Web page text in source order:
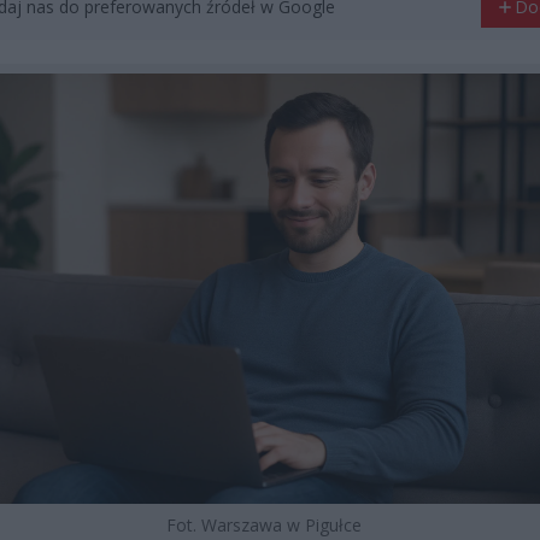
nas do preferowanych źródeł w Google
Fot. Warszawa w Pigułce